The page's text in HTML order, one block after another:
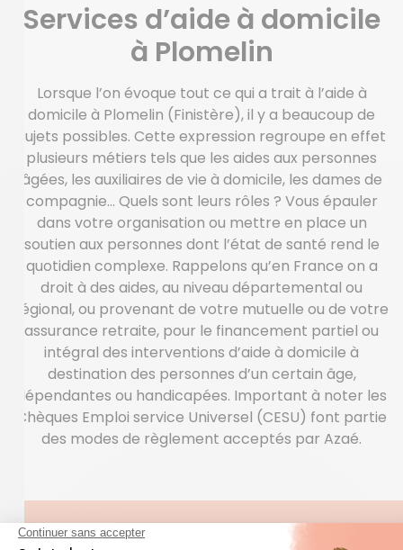
Services d’aide à domicile
à Plomelin
Lorsque l’on évoque tout ce qui a trait à l’aide à
domicile à Plomelin (Finistère), il y a beaucoup de
sujets possibles. Cette expression regroupe en effet
plusieurs métiers tels que les aides aux personnes
âgées, les auxiliaires de vie à domicile, les dames de
compagnie… Quels sont leurs rôles ? Vous épauler
dans votre organisation ou mettre en place un
soutien aux personnes dont l’état de santé rend le
quotidien complexe. Rappelons qu’en France on a
droit à des aides, au niveau départemental ou
régional, ou provenant de votre mutuelle ou de votre
assurance retraite, pour le financement partiel ou
intégral des interventions d’aide à domicile à
destination des personnes d’un certain âge,
dépendantes ou handicapées. Important à noter les
Chèques Emploi service Universel (CESU) font partie
des modes de règlement acceptés par Azaé.
QUESTIONS FRÉQUENTES